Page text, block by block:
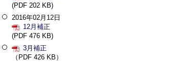
(PDF 202 KB)
2016年02月12日
12月補正
(PDF 476 KB)
3月補正
（PDF 426 KB）